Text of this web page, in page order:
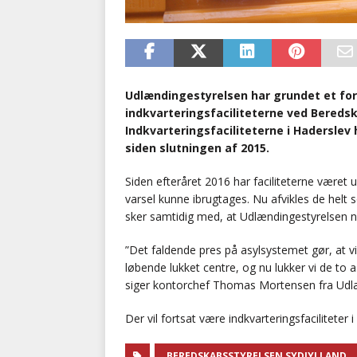
Udlændingestyrelsen har grundet et
indkvarteringsfaciliteterne ved
Indkvarteringsfaciliteterne i
siden slutningen af 2015.
Siden efteråret 2016 har faciliteterne været
varsel kunne ibrugtages. Nu afvikles de
sker samtidig med, at Udlændingestyrelsen
”Det faldende pres på asylsystemet gør, at
løbende lukket centre, og nu lukker vi de to
siger kontorchef Thomas Mortensen fra
Der vil fortsat være indkvarteringsfaciliteter i